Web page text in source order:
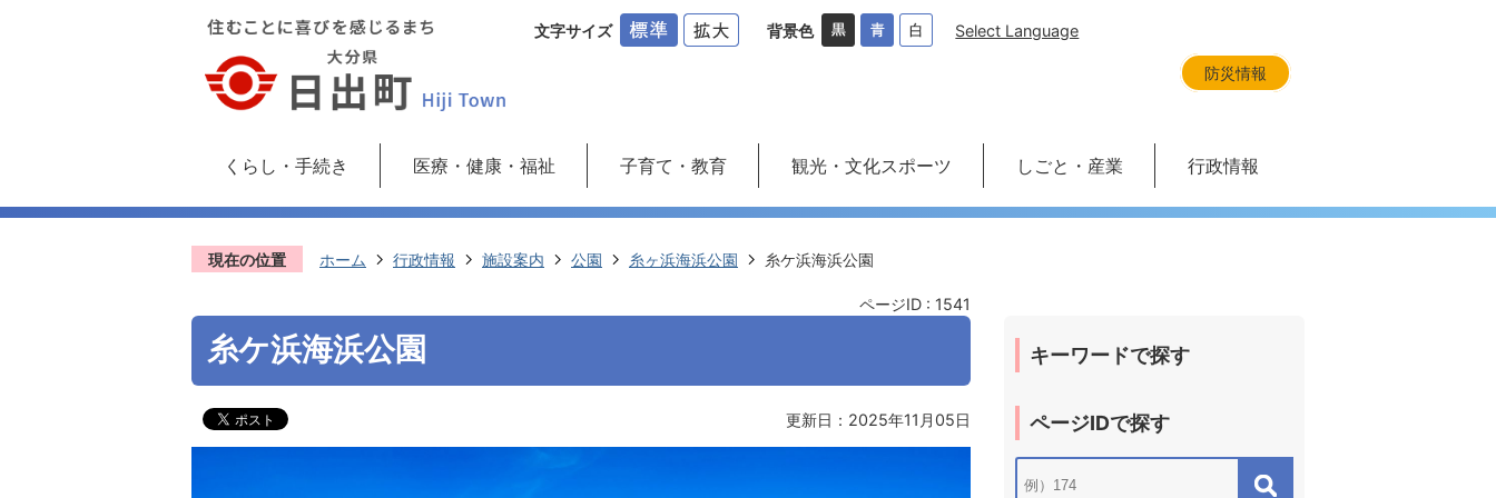
文字サイズ 背景色 Select Language
防災情報
くらし・手続き 医療・健康・福祉 子育て・教育 観光・文化スポーツ しごと・産業 行政情報
現在の位置 ホーム 行政情報 施設案内 公園 糸ヶ浜海浜公園 糸ケ浜海浜公園
ページID : 1541
糸ケ浜海浜公園
更新日：2025年11月05日
キーワードで探す
ページIDで探す